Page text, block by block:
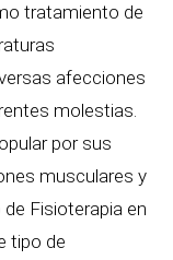
tratamiento de
afecciones
molestias.
por sus
musculares y
Fisioterapia en
tipo de